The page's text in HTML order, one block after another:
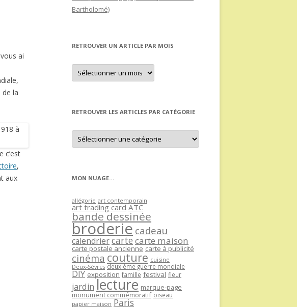
vous ai
de la
c’est
,
aux
Bartholomé)
RETROUVER UN ARTICLE PAR MOIS
Retrouver
un
article
RETROUVER LES ARTICLES PAR CATÉGORIE
Retrouver
les
articles
MON NUAGE…
allégorie art contemporain
art trading card ATC
bande dessinée
broderie cadeau
calendriercartecarte maison
carte postale ancienne carte à publicité
cinéma couture cuisine
Deux-Sèvres deuxième guerre mondiale
DIY exposition famille festival fleur
jardin lecture marque-page
monument commémoratif oiseau
papier maison Paris